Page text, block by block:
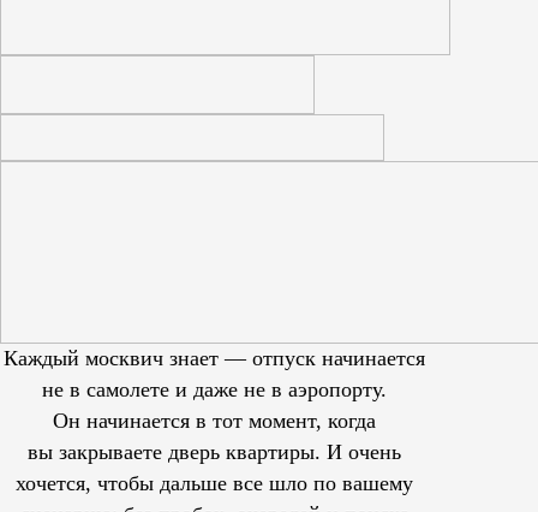
Каждый москвич знает — отпуск начинается
не в самолете и даже не в аэропорту.
Он начинается в тот момент, когда
вы закрываете дверь квартиры. И очень
хочется, чтобы дальше все шло по вашему